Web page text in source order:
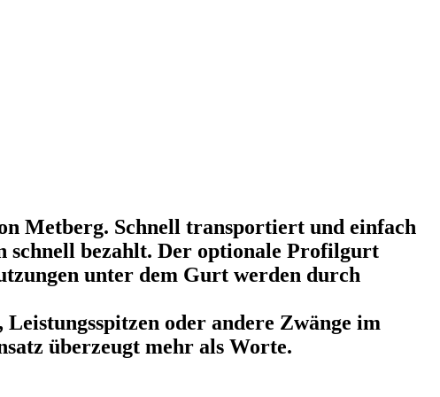
Metberg. Schnell transportiert und einfach
schnell bezahlt. Der optionale Profilgurt
unter dem Gurt werden durch
oder andere Zwänge im
überzeugt mehr als Worte.